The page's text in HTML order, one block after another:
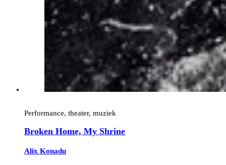
Performance, theater, muziek
Broken Home, My Shrine
Alix Konadu